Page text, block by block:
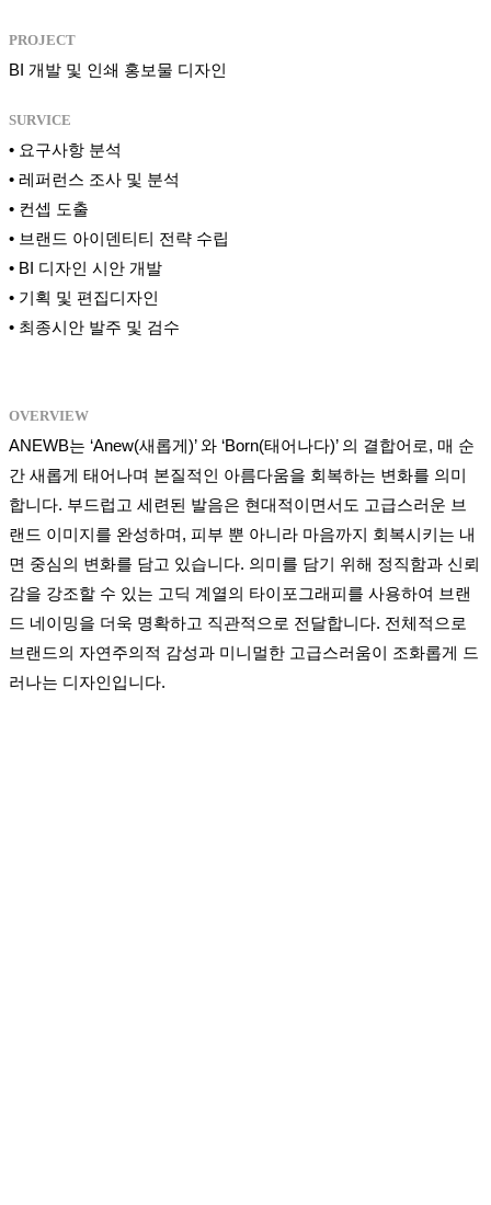
PROJECT
BI 개발 및 인쇄 홍보물 디자인
SURVICE
• 요구사항 분석
• 레퍼런스 조사 및 분석
• 컨셉 도출
• 브랜드 아이덴티티 전략 수립
• BI 디자인 시안 개발
• 기획 및 편집디자인
• 최종시안 발주 및 검수
OVERVIEW
ANEWB는 ‘Anew(새롭게)’ 와 ‘Born(태어나다)’ 의 결합어로, 매 순
간 새롭게 태어나며 본질적인 아름다움을 회복하는 변화를 의미
합니다. 부드럽고 세련된 발음은 현대적이면서도 고급스러운 브
랜드 이미지를 완성하며, 피부 뿐 아니라 마음까지 회복시키는 내
면 중심의 변화를 담고 있습니다. 의미를 담기 위해 정직함과 신뢰
감을 강조할 수 있는 고딕 계열의 타이포그래피를 사용하여 브랜
드 네이밍을 더욱 명확하고 직관적으로 전달합니다. 전체적으로
브랜드의 자연주의적 감성과 미니멀한 고급스러움이 조화롭게 드
러나는 디자인입니다.